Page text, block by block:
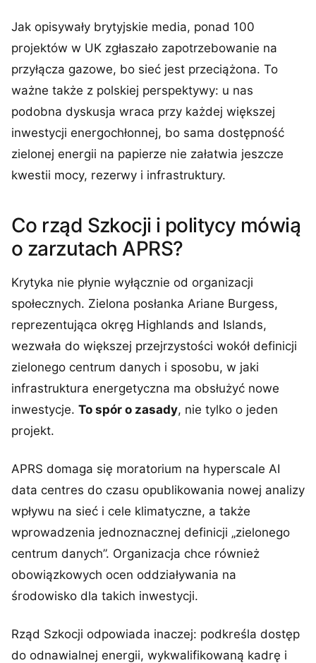
Jak opisywały brytyjskie media, ponad 100
projektów w UK zgłaszało zapotrzebowanie na
przyłącza gazowe, bo sieć jest przeciążona. To
ważne także z polskiej perspektywy: u nas
podobna dyskusja wraca przy każdej większej
inwestycji energochłonnej, bo sama dostępność
zielonej energii na papierze nie załatwia jeszcze
kwestii mocy, rezerwy i infrastruktury.
Co rząd Szkocji i politycy mówią
o zarzutach APRS?
Krytyka nie płynie wyłącznie od organizacji
społecznych. Zielona posłanka Ariane Burgess,
reprezentująca okręg Highlands and Islands,
wezwała do większej przejrzystości wokół definicji
zielonego centrum danych i sposobu, w jaki
infrastruktura energetyczna ma obsłużyć nowe
inwestycje. To spór o zasady, nie tylko o jeden
projekt.
APRS domaga się moratorium na hyperscale AI
data centres do czasu opublikowania nowej analizy
wpływu na sieć i cele klimatyczne, a także
wprowadzenia jednoznacznej definicji „zielonego
centrum danych”. Organizacja chce również
obowiązkowych ocen oddziaływania na
środowisko dla takich inwestycji.
Rząd Szkocji odpowiada inaczej: podkreśla dostęp
do odnawialnej energii, wykwalifikowaną kadrę i